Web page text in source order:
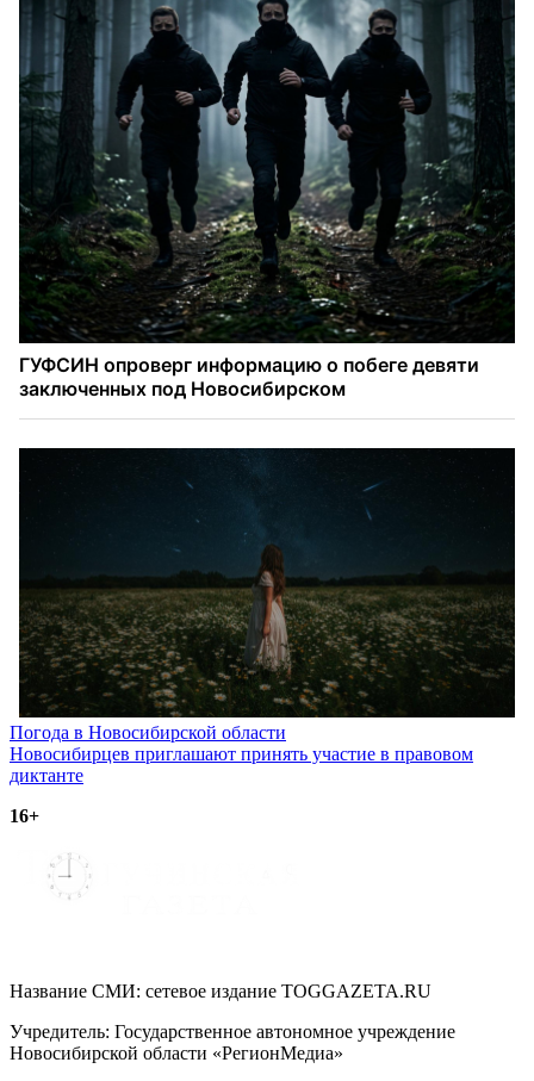
Навигация
по
Погода в Новосибирской области
Новосибирцев приглашают принять участие в правовом
диктанте
16+
Название СМИ: cетевое издание TOGGAZETA.RU
Учредитель: Государственное автономное учреждение
Новосибирской области «РегионМедиа»